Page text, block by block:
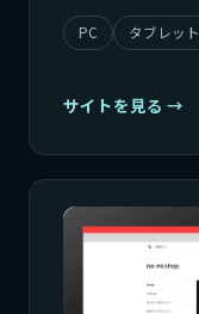
PC タブレット
サイトを見る